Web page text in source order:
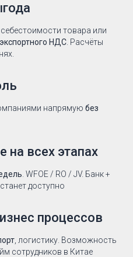
себестоимости товара или
НДС . Расчёты
напрямую без
на всех этапах
. WFOE / RO / JV. Банк +
доступно
процессов
, логистику. Возможность
сотрудников в Китае